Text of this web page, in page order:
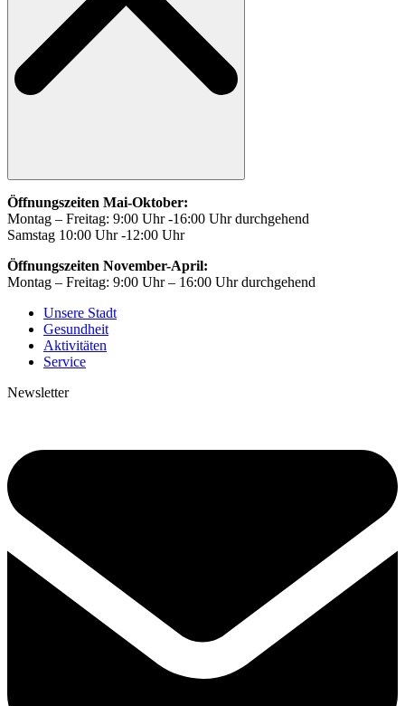
Öffnungszeiten Mai-Oktober:
Montag – Freitag: 9:00 Uhr -16:00 Uhr durchgehend
Samstag 10:00 Uhr -12:00 Uhr
Öffnungszeiten November-April:
Montag – Freitag: 9:00 Uhr – 16:00 Uhr durchgehend
Unsere Stadt
Gesundheit
Aktivitäten
Service
Newsletter